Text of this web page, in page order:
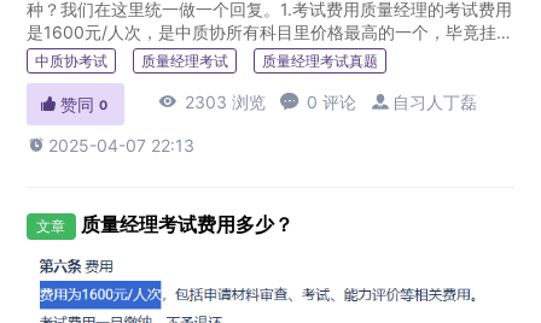
种？我们在这里统一做一个回复。1.考试费用质量经理的考试费用
是1600元/人次，是中质协所有科目里价格最高的一个，毕竟挂
着“经理”的头衔。但是并不是通过了质量经理考试就能当质量经
理，这两...
中质协考试 质量经理考试 质量经理考试真题
 赞同 0  2303 浏览  0 评论  自习人丁磊
 2025-04-07 22:13
文章 质量经理考试费用多少？